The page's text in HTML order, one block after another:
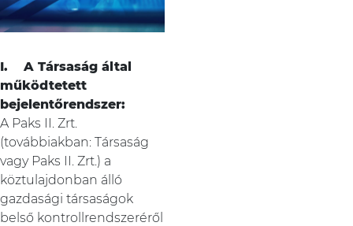
I. A Társaság által
működtetett
bejelentőrendszer:
A Paks II. Zrt.
(továbbiakban: Társaság
vagy Paks II. Zrt.) a
köztulajdonban álló
gazdasági társaságok
belső kontrollrendszeréről